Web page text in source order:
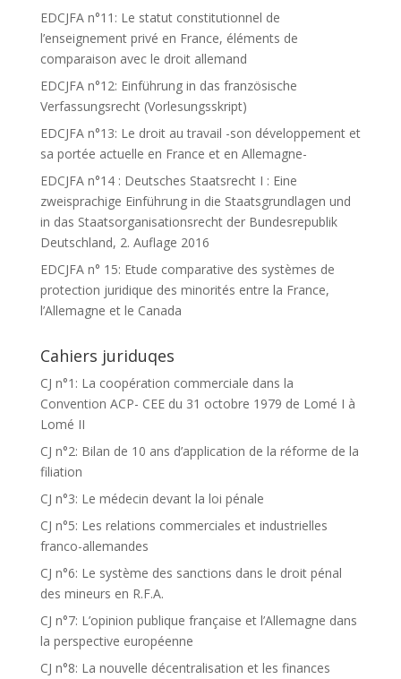
EDCJFA n°11: Le statut constitutionnel de
l’enseignement privé en France, éléments de
comparaison avec le droit allemand
EDCJFA n°12: Einführung in das französische
Verfassungsrecht (Vorlesungsskript)
EDCJFA n°13: Le droit au travail -son développement et
sa portée actuelle en France et en Allemagne-
EDCJFA n°14 : Deutsches Staatsrecht I : Eine
zweisprachige Einführung in die Staatsgrundlagen und
in das Staatsorganisationsrecht der Bundesrepublik
Deutschland, 2. Auflage 2016
EDCJFA n° 15: Etude comparative des systèmes de
protection juridique des minorités entre la France,
l’Allemagne et le Canada
Cahiers juriduqes
CJ n°1: La coopération commerciale dans la
Convention ACP- CEE du 31 octobre 1979 de Lomé I à
Lomé II
CJ n°2: Bilan de 10 ans d’application de la réforme de la
filiation
CJ n°3: Le médecin devant la loi pénale
CJ n°5: Les relations commerciales et industrielles
franco-allemandes
CJ n°6: Le système des sanctions dans le droit pénal
des mineurs en R.F.A.
CJ n°7: L’opinion publique française et l’Allemagne dans
la perspective européenne
CJ n°8: La nouvelle décentralisation et les finances